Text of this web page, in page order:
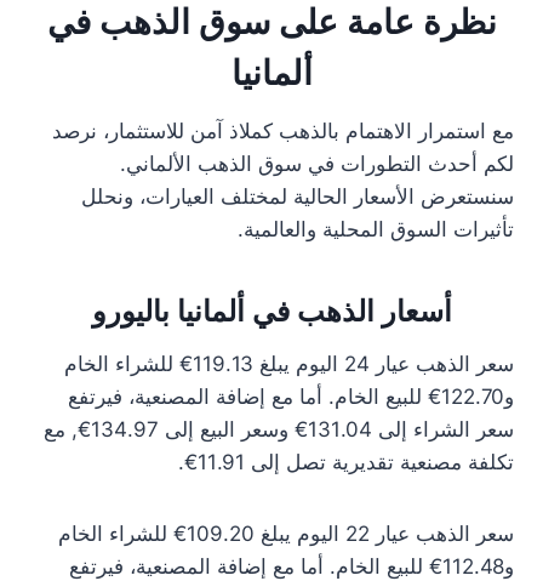
نظرة عامة على سوق الذهب في
ألمانيا
مع استمرار الاهتمام بالذهب كملاذ آمن للاستثمار، نرصد
لكم أحدث التطورات في سوق الذهب الألماني.
سنستعرض الأسعار الحالية لمختلف العيارات، ونحلل
تأثيرات السوق المحلية والعالمية.
أسعار الذهب في ألمانيا باليورو
سعر الذهب عيار 24 اليوم يبلغ 119.13€ للشراء الخام
و122.70€ للبيع الخام. أما مع إضافة المصنعية، فيرتفع
سعر الشراء إلى 131.04€ وسعر البيع إلى 134.97€, مع
تكلفة مصنعية تقديرية تصل إلى 11.91€.
سعر الذهب عيار 22 اليوم يبلغ 109.20€ للشراء الخام
و112.48€ للبيع الخام. أما مع إضافة المصنعية، فيرتفع